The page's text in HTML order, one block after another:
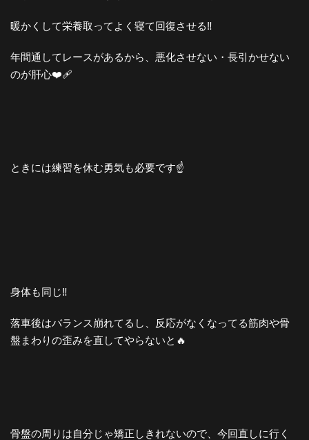
暖かくして栄養取ってよく寝て回復させる‼️
年間通してレースがあるから、悪化させない・長引かせない
のが肝心❤️‍🩹
ときには練習を休む勇気も必要です☝️
身体も同じ‼️
落車後はバランス崩れてるし、反応がなくなってる筋肉や骨
盤まわりの歪みを直してやらないと🔥
骨盤の周りは自分じゃ矯正しきれないので、今回直しに行く